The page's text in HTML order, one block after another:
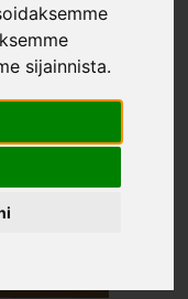
sijainnista.